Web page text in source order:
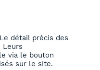
détail précis des
Leurs
via le bouton
sur le site.